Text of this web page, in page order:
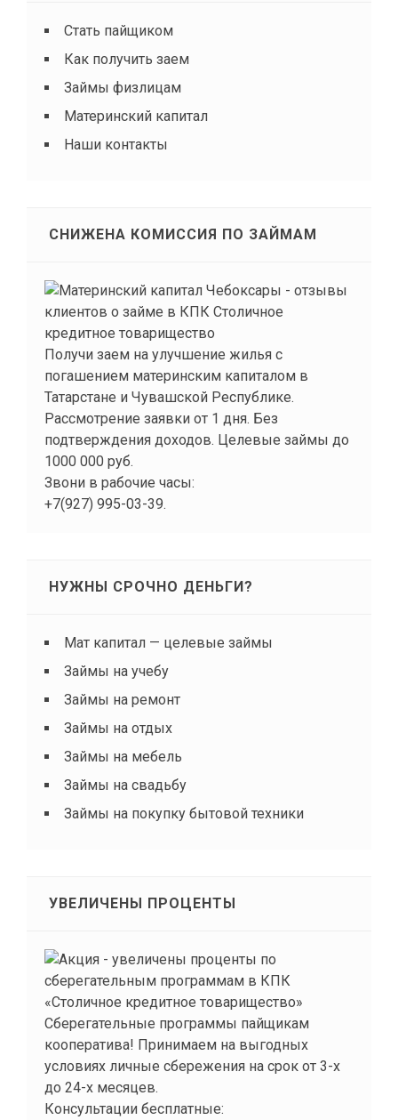
Стать пайщиком
Как получить заем
Займы физлицам
Материнский капитал
Наши контакты
СНИЖЕНА КОМИССИЯ ПО ЗАЙМАМ
Получи заем на улучшение жилья с
погашением материнским капиталом в
Татарстане и Чувашской Республике.
Рассмотрение заявки от 1 дня. Без
подтверждения доходов. Целевые займы до
1000 000 руб.
Звони в рабочие часы:
+7(927) 995-03-39.
НУЖНЫ СРОЧНО ДЕНЬГИ?
Мат капитал — целевые займы
Займы на учебу
Займы на ремонт
Займы на отдых
Займы на мебель
Займы на свадьбу
Займы на покупку бытовой техники
УВЕЛИЧЕНЫ ПРОЦЕНТЫ
Сберегательные программы пайщикам
кооператива! Принимаем на выгодных
условиях личные сбережения на срок от 3-х
до 24-х месяцев.
Консультации бесплатные: